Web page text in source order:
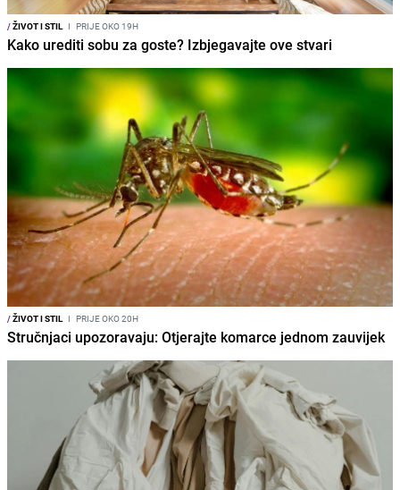
/ŽIVOT I STIL I PRIJE OKO 19H
Kako urediti sobu za goste? Izbjegavajte ove stvari
/ŽIVOT I STIL I PRIJE OKO 20H
Stručnjaci upozoravaju: Otjerajte komarce jednom zauvijek